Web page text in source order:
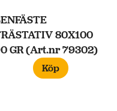
80X100
GR (Art.nr 79302)
Köp